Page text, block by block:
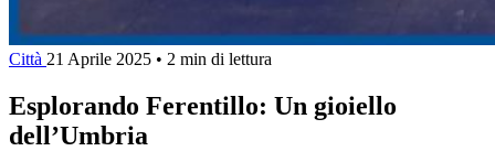
Città 21 Aprile 2025 • 2 min di lettura
Esplorando Ferentillo: Un gioiello
dell’Umbria